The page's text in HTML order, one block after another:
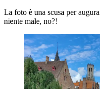
La foto è una scusa per
niente male, no?!